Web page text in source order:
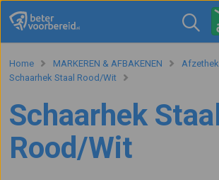
Home MARKEREN & AFBAKENEN
Afzethek
Schaarhek Staal Rood/Wit
Schaarhek Staal
Rood/Wit